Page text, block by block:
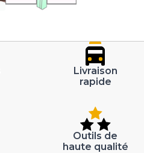
Livraison
rapide
Outils de
haute qualité